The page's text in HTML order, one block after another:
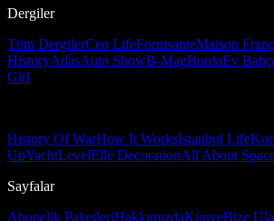
Dergiler
Tüm DergilerCeo LifeFormsanteMaison
HistoryAtlasAuto ShowB-MagBurdaEv
Girl
History Of WarHow It Worksİstanbul Life
UpYachtLevelElle DecorationAll About
Sayfalar
Abonelik PaketleriHakkımızdaKünyeBize